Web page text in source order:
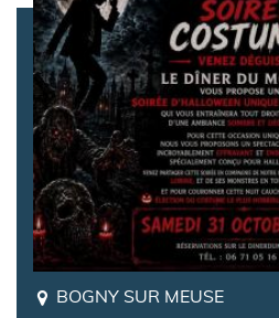
BOGNY SUR MEUSE